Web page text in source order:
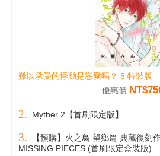
難以承受的悸動是戀愛嗎？ 5 特裝版
優惠價
Myther 2【首刷限定版】
【預購】火之鳥 望鄉篇 典藏復刻
MISSING PIECES (首刷限定盒裝版)